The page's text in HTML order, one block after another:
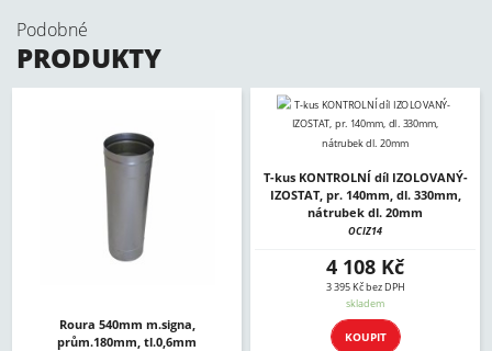
Podobné
PRODUKTY
Roura 540mm m.signa,
prům.180mm, tl.0,6mm
T-kus KONTROLNÍ díl IZOLOVANÝ-
IZOSTAT, pr. 140mm, dl. 330mm,
nátrubek dl. 20mm
OCIZ14
4 108 Kč
3 395 Kč bez DPH
skladem
KOUPIT